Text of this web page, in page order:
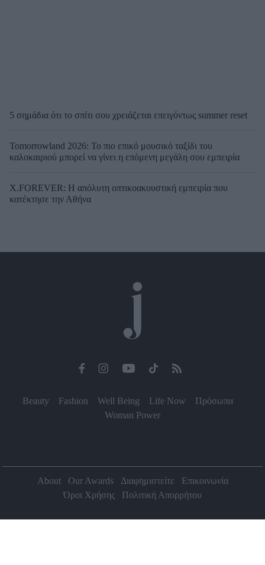
5 σημάδια ότι το σπίτι σου χρειάζεται επειγόντως summer reset
Tomorrowland 2026: Το πιο επικό μουσικό ταξίδι του
καλοκαιριού μπορεί να γίνει η επόμενη μεγάλη σου εμπειρία
X.FOREVER: Η απόλυτη οπτικοακουστική εμπειρία που
κατέκτησε την Αθήνα
Beauty Fashion Well Being Life Now
Πρόσωπα
Woman Power
About Our Awards Διαφημιστείτε
Επικοινωνία
Όροι Χρήσης
Πολιτική Απορρήτου